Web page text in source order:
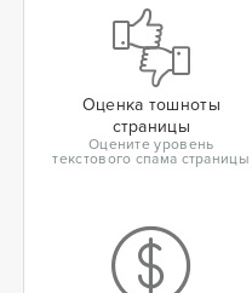
Оценка тошноты
страницы
Оцените уровень
текстового спама страницы